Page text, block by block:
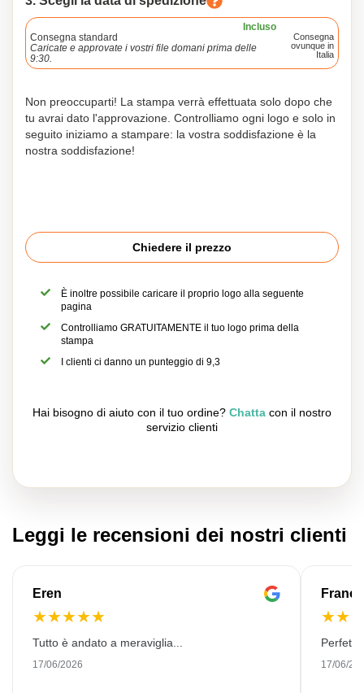
Incluso
Consegna standard
Caricate e approvate i vostri file domani prima delle
9:30.
Consegna
ovunque in
Italia
Non preoccuparti! La stampa verrà effettuata solo dopo che
tu avrai dato l'approvazione. Controlliamo ogni logo e solo in
seguito iniziamo a stampare: la vostra soddisfazione è la
nostra soddisfazione!
Chiedere il prezzo
È inoltre possibile caricare il proprio logo alla seguente
pagina
Controlliamo GRATUITAMENTE il tuo logo prima della
stampa
I clienti ci danno un punteggio di 9,3
Hai bisogno di aiuto con il tuo ordine? Chatta con il nostro
servizio clienti
Leggi le recensioni dei nostri clienti
Eren
★★★★★
Tutto è andato a meraviglia...
17/06/2026
★★
17/06/